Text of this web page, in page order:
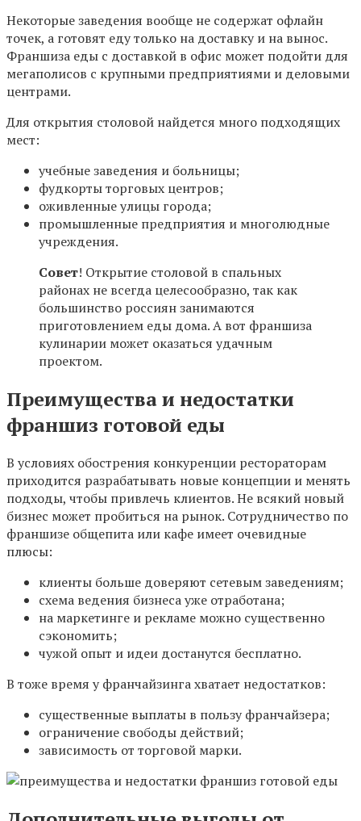
Некоторые заведения вообще не содержат офлайн
точек, а готовят еду только на доставку и на вынос.
Франшиза еды с доставкой в офис может подойти для
мегаполисов с крупными предприятиями и деловыми
центрами.
Для открытия столовой найдется много подходящих
мест:
учебные заведения и больницы;
фудкорты торговых центров;
оживленные улицы города;
промышленные предприятия и многолюдные
учреждения.
Совет! Открытие столовой в спальных
районах не всегда целесообразно, так как
большинство россиян занимаются
приготовлением еды дома. А вот франшиза
кулинарии может оказаться удачным
проектом.
Преимущества и недостатки
франшиз готовой еды
В условиях обострения конкуренции рестораторам
приходится разрабатывать новые концепции и менять
подходы, чтобы привлечь клиентов. Не всякий новый
бизнес может пробиться на рынок. Сотрудничество по
франшизе общепита или кафе имеет очевидные
плюсы:
клиенты больше доверяют сетевым заведениям;
схема ведения бизнеса уже отработана;
на маркетинге и рекламе можно существенно
сэкономить;
чужой опыт и идеи достанутся бесплатно.
В тоже время у франчайзинга хватает недостатков:
существенные выплаты в пользу франчайзера;
ограничение свободы действий;
зависимость от торговой марки.